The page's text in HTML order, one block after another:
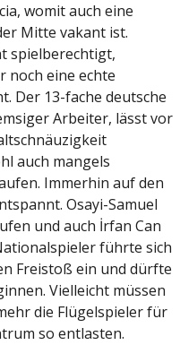
womit auch eine
Mitte vakant ist.
spielberechtigt,
noch eine echte
Der 13-fache deutsche
Arbeiter, lässt vor
auch mangels
Immerhin auf den
Osayi-Samuel
und auch İrfan Can
führte sich
Freistoß ein und dürfte
Vielleicht müssen
die Flügelspieler für
so entlasten.